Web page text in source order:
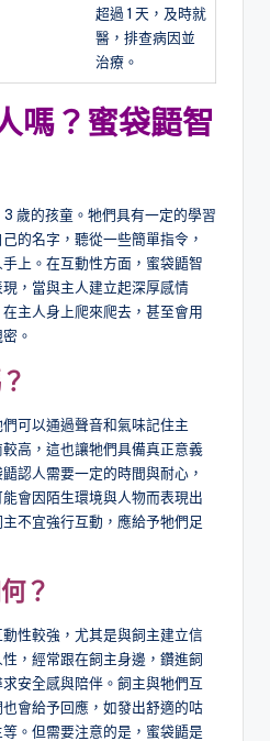
超過 1 天，及時就
醫，排查病因並
治療。
嗎？蜜袋鼯智
歲的孩童。牠們具有一定的學習
的名字，聽從一些簡單指令，
上。在互動性方面，蜜袋鼯智
，當與主人建立起深厚感情
主人身上爬來爬去，甚至會用
。
可以通過聲音和氣味記住主
高，這也讓牠們具備真正意義
認人需要一定的時間與耐心，
會因陌生環境與人物而表現出
不宜強行互動，應給予牠們足
？
性較強，尤其是與飼主建立信
，經常跟在飼主身邊，鑽進飼
安全感與陪伴。飼主與牠們互
會給予回應，如發出舒適的咕
。但需要注意的是，蜜袋鼯是